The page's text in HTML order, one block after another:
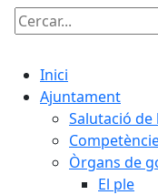
Cercar:
Inici
Ajuntament
Salutació de
Òrgans de
El ple